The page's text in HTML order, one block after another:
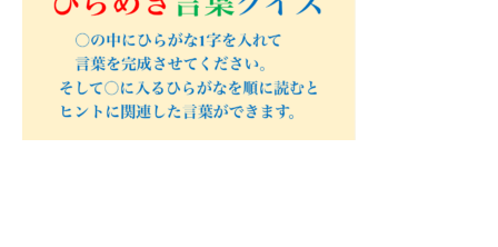
アクセス
よくあるご質問